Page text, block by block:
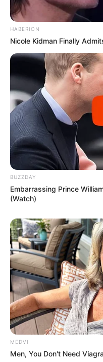
HABERION
Nicole Kidman Finally
BUZZDAY
Embarrassing Prince
(Watch)
MEDVI
Men, You Don't Need